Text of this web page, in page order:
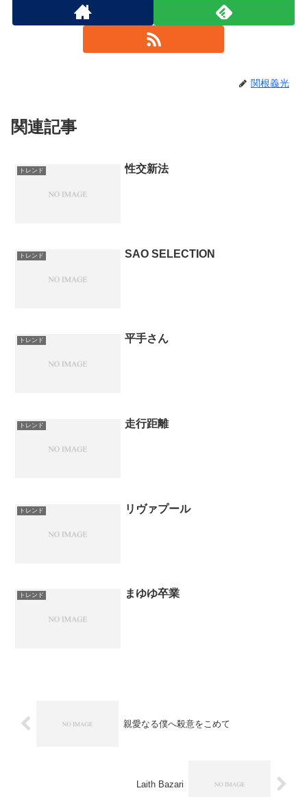
関根義光
関連記事
トレンド 性交新法
トレンド SAO SELECTION
トレンド 平手さん
トレンド 走行距離
トレンド リヴァプール
トレンド まゆゆ卒業
親愛なる僕へ殺意をこめて
Laith Bazari